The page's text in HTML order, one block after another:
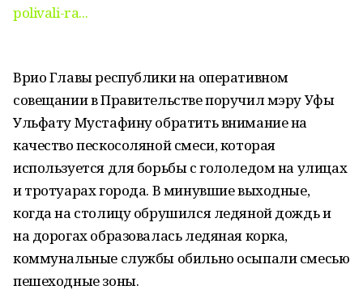
polivali-ra...
Врио Главы республики на оперативном
совещании в Правительстве поручил мэру Уфы
Ульфату Мустафину обратить внимание на
качество пескосоляной смеси, которая
используется для борьбы с гололедом на улицах
и тротуарах города. В минувшие выходные,
когда на столицу обрушился ледяной дождь и
на дорогах образовалась ледяная корка,
коммунальные службы обильно осыпали смесью
пешеходные зоны.